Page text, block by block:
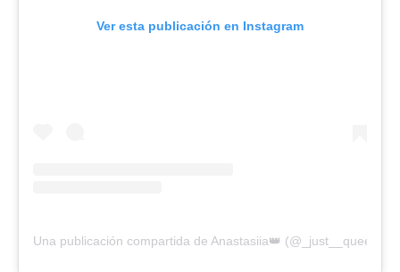
Ver esta publicación en Instagram
Una publicación compartida de Anastasiia👑 (@_just__queen_)